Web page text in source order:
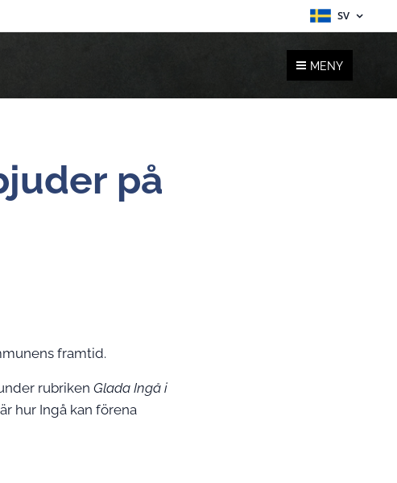
SV
MENY
på
framtid.
rubriken Glada Ingå i
hur Ingå kan förena